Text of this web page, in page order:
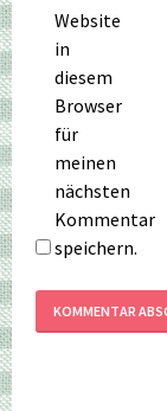
Website
in
diesem
Browser
für
meinen
nächsten
Kommentar
speichern.